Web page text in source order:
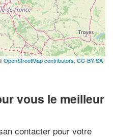
OpenStreetMap contributors,CC-BY-SA
vous le meilleur
contacter pour votre